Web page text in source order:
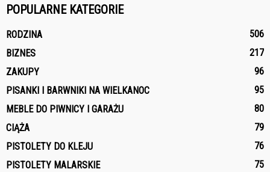
POPULARNE KATEGORIE
RODZINA
506
BIZNES
217
ZAKUPY
96
PISANKI I BARWNIKI NA WIELKANOC
95
MEBLE DO PIWNICY I GARAŻU
80
CIĄŻA
79
PISTOLETY DO KLEJU
76
PISTOLETY MALARSKIE
75